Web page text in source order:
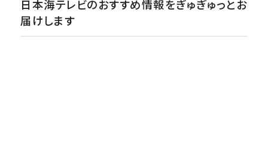
日本海テレビのおすすめ情報をぎゅぎゅっとお
届けします